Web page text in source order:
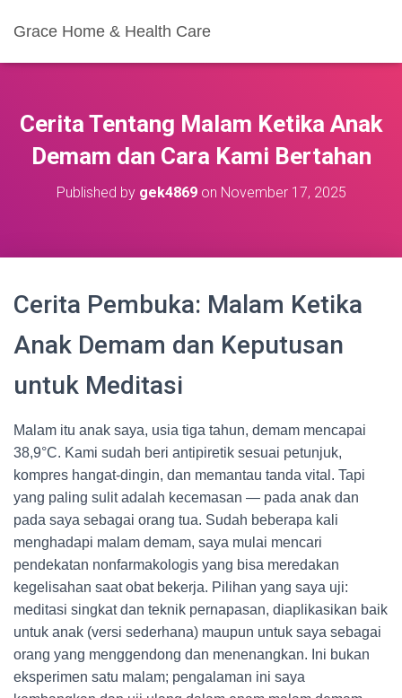
Grace Home & Health Care
Cerita Tentang Malam Ketika Anak
Demam dan Cara Kami Bertahan
Published by gek4869on November 17, 2025
Cerita Pembuka: Malam Ketika
Anak Demam dan Keputusan
untuk Meditasi
Malam itu anak saya, usia tiga tahun, demam mencapai
38,9°C. Kami sudah beri antipiretik sesuai petunjuk,
kompres hangat-dingin, dan memantau tanda vital. Tapi
yang paling sulit adalah kecemasan — pada anak dan
pada saya sebagai orang tua. Sudah beberapa kali
menghadapi malam demam, saya mulai mencari
pendekatan nonfarmakologis yang bisa meredakan
kegelisahan saat obat bekerja. Pilihan yang saya uji:
meditasi singkat dan teknik pernapasan, diaplikasikan baik
untuk anak (versi sederhana) maupun untuk saya sebagai
orang yang menggendong dan menenangkan. Ini bukan
eksperimen satu malam; pengalaman ini saya